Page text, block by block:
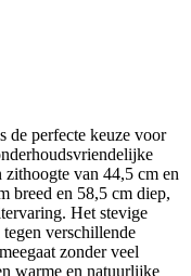
de perfecte keuze voor
zithoogte van 44,5 cm en
breed en 58,5 cm diep,
Het stevige
verschillende
zonder veel
warme en natuurlijke